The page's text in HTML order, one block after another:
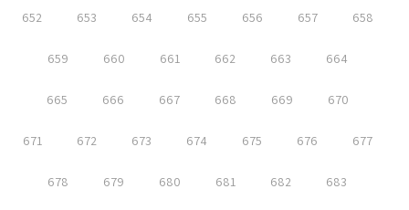
652 653 654 655 656 657 658
659 660 661 662 663 664
665 666 667 668 669 670
671 672 673 674 675 676 677
678 679 680 681 682 683